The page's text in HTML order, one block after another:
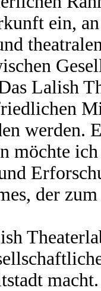
ein,
Lalish
möchte
der
macht.